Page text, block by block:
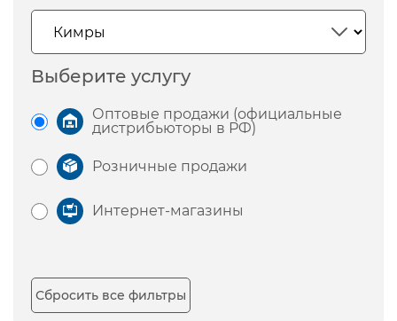
Выберите услугу
Оптовые продажи (официальные
дистрибьюторы в РФ)
Розничные продажи
Интернет-магазины
Сбросить все фильтры